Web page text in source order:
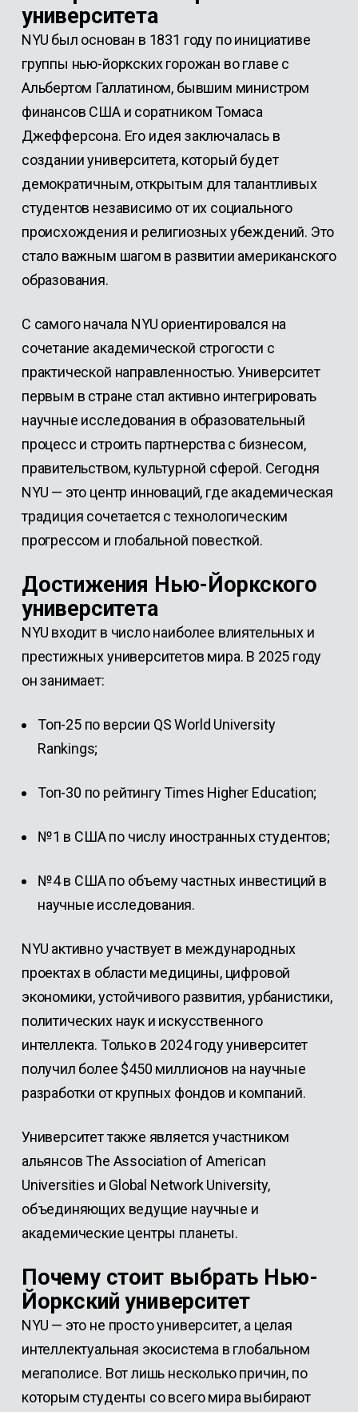
университета
NYU был основан в 1831 году по инициативе
группы нью-йоркских горожан во главе с
Альбертом Галлатином, бывшим министром
финансов США и соратником Томаса
Джефферсона. Его идея заключалась в
создании университета, который будет
демократичным, открытым для талантливых
студентов независимо от их социального
происхождения и религиозных убеждений. Это
стало важным шагом в развитии американского
образования.
С самого начала NYU ориентировался на
сочетание академической строгости с
практической направленностью. Университет
первым в стране стал активно интегрировать
научные исследования в образовательный
процесс и строить партнерства с бизнесом,
правительством, культурной сферой. Сегодня
NYU — это центр инноваций, где академическая
традиция сочетается с технологическим
прогрессом и глобальной повесткой.
Достижения Нью-Йоркского
университета
NYU входит в число наиболее влиятельных и
престижных университетов мира. В 2025 году
он занимает:
Топ-25 по версии QS World University
Rankings;
Топ-30 по рейтингу Times Higher Education;
№1 в США по числу иностранных студентов;
№4 в США по объему частных инвестиций в
научные исследования.
NYU активно участвует в международных
проектах в области медицины, цифровой
экономики, устойчивого развития, урбанистики,
политических наук и искусственного
интеллекта. Только в 2024 году университет
получил более $450 миллионов на научные
разработки от крупных фондов и компаний.
Университет также является участником
альянсов The Association of American
Universities и Global Network University,
объединяющих ведущие научные и
академические центры планеты.
Почему стоит выбрать Нью-
Йоркский университет
NYU — это не просто университет, а целая
интеллектуальная экосистема в глобальном
мегаполисе. Вот лишь несколько причин, по
которым студенты со всего мира выбирают